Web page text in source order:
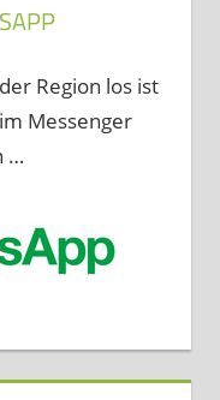
Region los ist
Messenger
…